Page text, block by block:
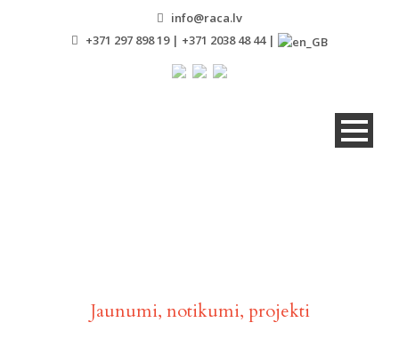
info@raca.lv
+371 297 898 19 | +371 2038 48 44 |
Jaunumi, notikumi, projekti